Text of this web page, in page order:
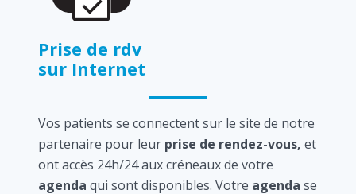
Prise de rdv
sur Internet
Vos patients se connectent sur le site de notre
partenaire pour leur prise de rendez-vous, et
ont accès 24h/24 aux créneaux de votre
agenda qui sont disponibles. Votre agenda se